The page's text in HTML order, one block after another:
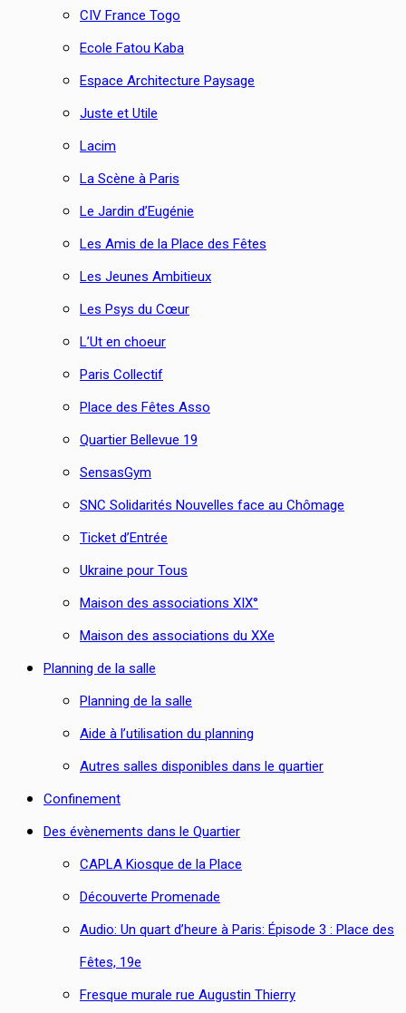
CIV France Togo
Ecole Fatou Kaba
Espace Architecture Paysage
Juste et Utile
Lacim
La Scène à Paris
Le Jardin d’Eugénie
Les Amis de la Place des Fêtes
Les Jeunes Ambitieux
Les Psys du Cœur
L’Ut en choeur
Paris Collectif
Place des Fêtes Asso
Quartier Bellevue 19
SensasGym
SNC Solidarités Nouvelles face au Chômage
Ticket d’Entrée
Ukraine pour Tous
Maison des associations XIX°
Maison des associations du XXe
Planning de la salle
Planning de la salle
Aide à l’utilisation du planning
Autres salles disponibles dans le quartier
Confinement
Des évènements dans le Quartier
CAPLA Kiosque de la Place
Découverte Promenade
Audio: Un quart d’heure à Paris: Épisode 3 : Place des
Fêtes, 19e
Fresque murale rue Augustin Thierry